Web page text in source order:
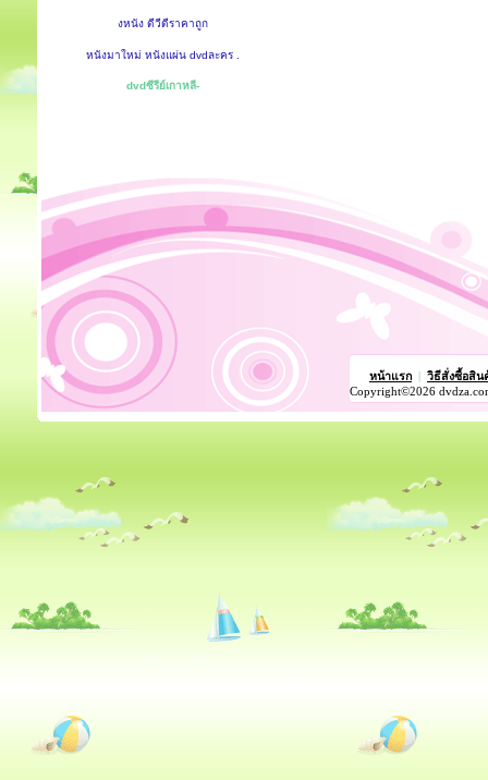
งหนัง ดีวีดีราคาถูก
หนังมาใหม่ หนังแผ่น dvdละคร .
dvdซีรีย์เกาหลี-
หน้าแรก
วิธีสั่งซื้อสิน
Copyright©2026